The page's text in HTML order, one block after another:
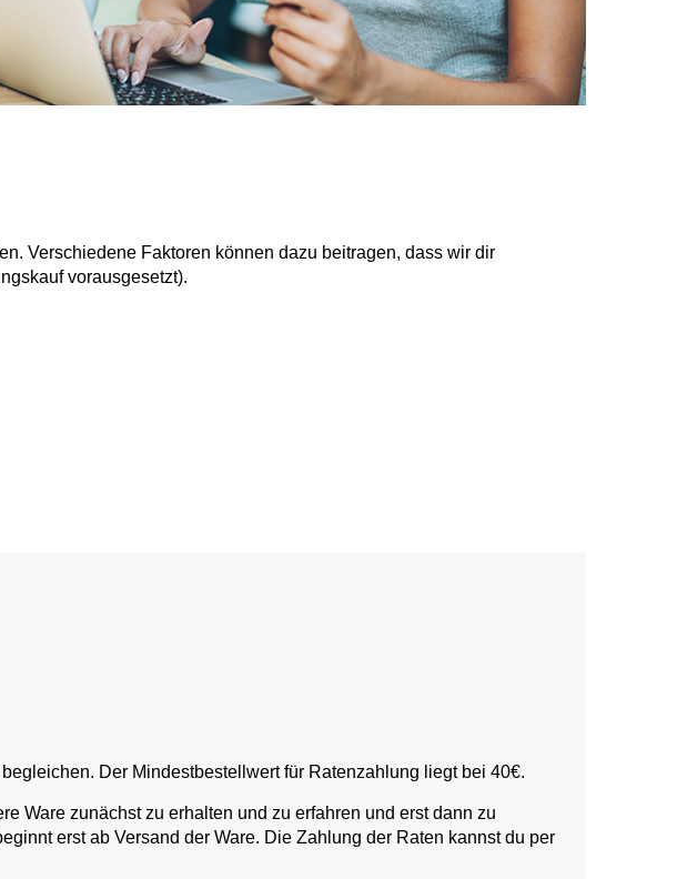
Verschiedene Faktoren können dazu beitragen, dass wir dir
vorausgesetzt).
Der Mindestbestellwert für Ratenzahlung liegt bei 40€.
Ware zunächst zu erhalten und zu erfahren und erst dann zu
erst ab Versand der Ware. Die Zahlung der Raten kannst du per